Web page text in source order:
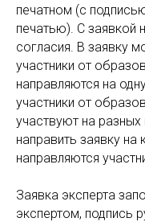
печатном (с
печатью). С заявкой
согласия. В заявку
участники от
направляются на
участники от
участвуют на
направить заявку
направляются
Заявка эксперта
экспертом, подпись